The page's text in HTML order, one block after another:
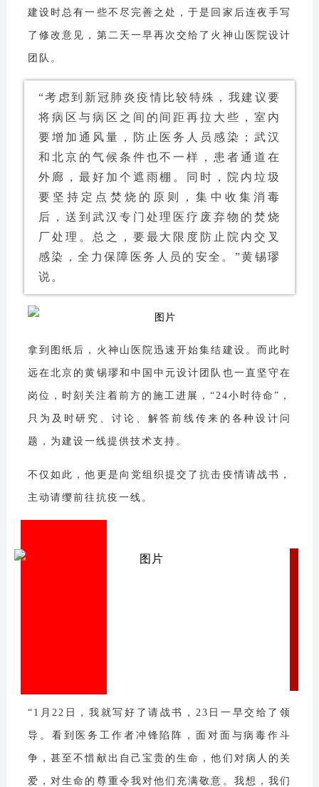
建设时总有一些不尽完善之处，于是回家后连夜手写
了修改意见，第二天一早再次交给了火神山医院设计
团队。
“考虑到新冠肺炎疫情比较特殊，我建议要
将病区与病区之间的间距再拉大些，室内
要增加通风量，防止医务人员感染；武汉
和北京的气候条件也不一样，患者通道在
外廊，最好加个遮雨棚。同时，院内垃圾
要坚持定点焚烧的原则，集中收集消毒
后，送到武汉专门处理医疗废弃物的焚烧
厂处理。总之，要最大限度防止院内交叉
感染，全力保障医务人员的安全。”黄锡璆
说。
拿到图纸后，火神山医院迅速开始集结建设。而此时
远在北京的黄锡璆和中国中元设计团队也一直坚守在
岗位，时刻关注着前方的施工进展，“24小时待命”，
只为及时研究、讨论、解答前线传来的各种设计问
题，为建设一线提供技术支持。
不仅如此，他更是向党组织提交了抗击疫情请战书，
主动请缨前往抗疫一线。
“1月22日，我就写好了请战书，23日一早交给了领
导。看到医务工作者冲锋陷阵，面对面与病毒作斗
争，甚至不惜献出自己宝贵的生命，他们对病人的关
爱，对生命的尊重令我对他们充满敬意。我想，我们